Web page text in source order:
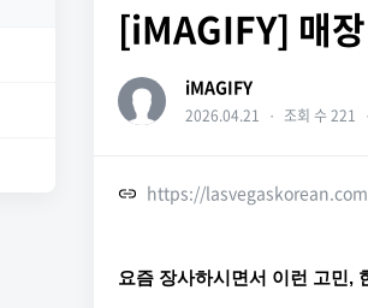
[iMAGIFY] 매
iMAGIFY
2026.04.21 ・ 조회 수 221 ・
https://
요즘 장사하시면서 이런 고민,